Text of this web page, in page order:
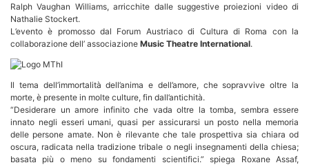
Ralph Vaughan Williams, arricchite dalle suggestive proiezioni video di
Nathalie Stockert.
L’evento è promosso dal Forum Austriaco di Cultura di Roma con la
collaborazione dell’ associazione Music Theatre International.
Il tema dell’immortalità dell’anima e dell’amore, che sopravvive oltre la
morte, è presente in molte culture, fin dall’antichità.
“Desiderare un amore infinito che vada oltre la tomba, sembra essere
innato negli esseri umani, quasi per assicurarsi un posto nella memoria
delle persone amate. Non è rilevante che tale prospettiva sia chiara od
oscura, radicata nella tradizione tribale o negli insegnamenti della chiesa;
basata più o meno su fondamenti scientifici.” spiega Roxane Assaf,